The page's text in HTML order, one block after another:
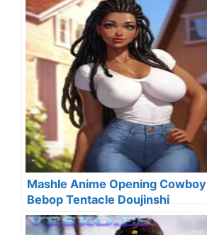
Mashle Anime Opening Cowboy
Bebop Tentacle Doujinshi